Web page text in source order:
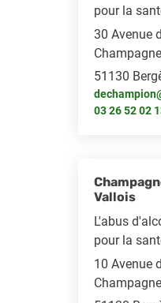
pour la
30 Avenue
Champagne
51130
03 26 52 02
Vallois
L'abus
pour la
10 Avenue
Champagne